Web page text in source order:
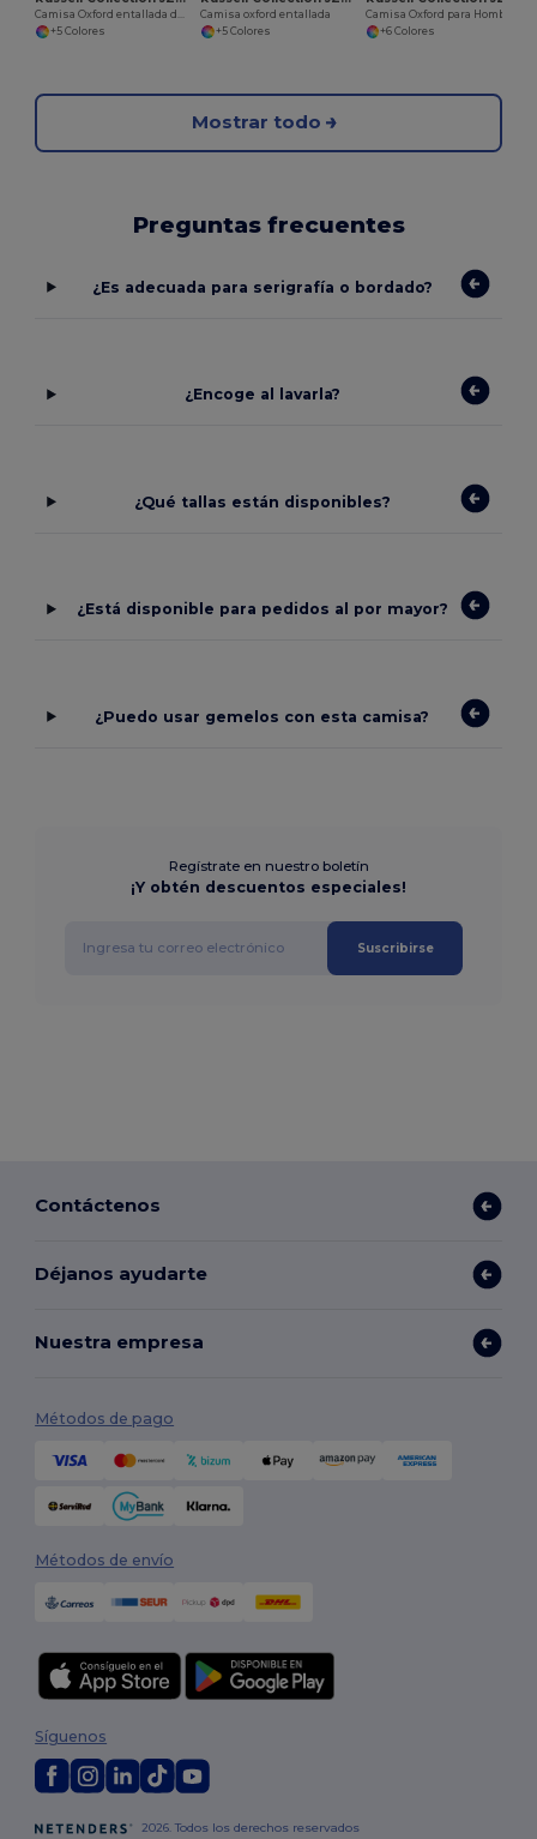
+5 Colores
Camisa oxford entallada
+5 Colores
Camisa Oxford para Hombre
+6 Colores
Mostrar todo
Preguntas frecuentes
¿Es adecuada para serigrafía o bordado?
¿Encoge al lavarla?
¿Qué tallas están disponibles?
¿Está disponible para pedidos al por mayor?
¿Puedo usar gemelos con esta camisa?
Regístrate en nuestro boletín
¡Y obtén descuentos especiales!
Suscribirse
Contáctenos
Déjanos ayudarte
Nuestra empresa
Métodos de pago
Métodos de envío
2026. Todos los derechos reservados
Síguenos